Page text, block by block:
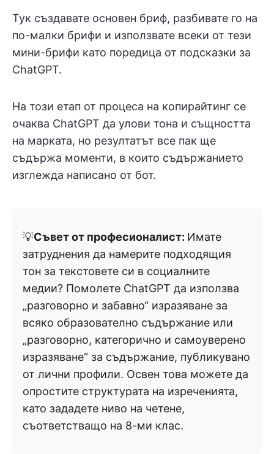
Тук създавате основен бриф, разбивате го на
по-малки брифи и използвате всеки от тези
мини-брифи като поредица от подсказки за
ChatGPT.
На този етап от процеса на копирайтинг се
очаква ChatGPT да улови тона и същността
на марката, но резултатът все пак ще
съдържа моменти, в които съдържанието
изглежда написано от бот.
💡Съвет от професионалист: Имате
затруднения да намерите подходящия
тон за текстовете си в социалните
медии? Помолете ChatGPT да използва
„разговорно и забавно“ изразяване за
всяко образователно съдържание или
„разговорно, категорично и самоуверено
изразяване“ за съдържание, публикувано
от лични профили. Освен това можете да
опростите структурата на изреченията,
като зададете ниво на четене,
съответстващо на 8-ми клас.